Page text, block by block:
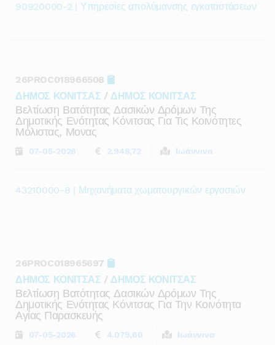
90920000-2 | Υπηρεσίες απολύμανσης εγκαταστάσεων
26PROC018966508
ΔΗΜΟΣ ΚΟΝΙΤΣΑΣ / ΔΗΜΟΣ ΚΟΝΙΤΣΑΣ
Βελτίωση Βατότητας Δασικών Δρόμων Της
Δημοτικής Ενότητας Κόνιτσας Για Τις Κοινότητες
Μόλιστας, Μονας
07-05-2026 2.948,72 Ιωάννινα
43210000-8 | Μηχανήματα χωματουργικών εργασιών
26PROC018965697
ΔΗΜΟΣ ΚΟΝΙΤΣΑΣ / ΔΗΜΟΣ ΚΟΝΙΤΣΑΣ
Βελτίωση Βατότητας Δασικών Δρόμων Της
Δημοτικής Ενότητας Κόνιτσας Για Την Κοινότητα
Αγίας Παρασκευής
07-05-2026 4.079,60 Ιωάννινα